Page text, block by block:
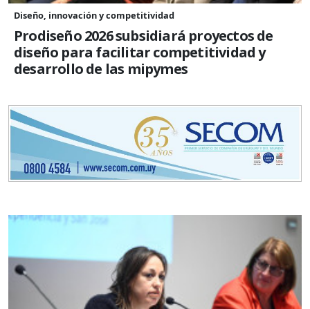
Diseño, innovación y competitividad
Prodiseño 2026 subsidiará proyectos de
diseño para facilitar competitividad y
desarrollo de las mipymes